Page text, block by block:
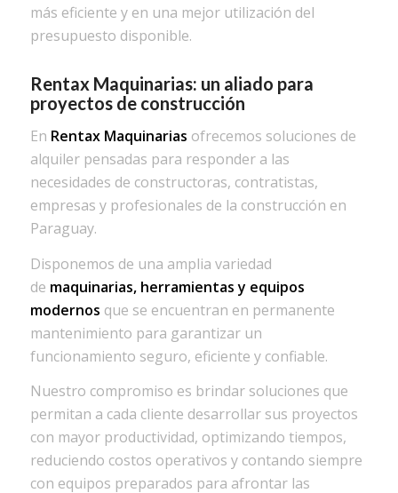
más eficiente y en una mejor utilización del
presupuesto disponible.
Rentax Maquinarias: un aliado para
proyectos de construcción
En Rentax Maquinarias ofrecemos soluciones de
alquiler pensadas para responder a las
necesidades de constructoras, contratistas,
empresas y profesionales de la construcción en
Paraguay.
Disponemos de una amplia variedad
de maquinarias, herramientas y equipos
modernos que se encuentran en permanente
mantenimiento para garantizar un
funcionamiento seguro, eficiente y confiable.
Nuestro compromiso es brindar soluciones que
permitan a cada cliente desarrollar sus proyectos
con mayor productividad, optimizando tiempos,
reduciendo costos operativos y contando siempre
con equipos preparados para afrontar las